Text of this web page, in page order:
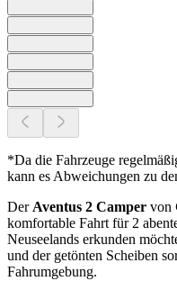
*Da die Fahrzeuge
kann es Abweichungen zu
Der Aventus 2 Camper von
komfortable Fahrt für 2
Neuseelands erkunden
und der getönten Scheiben
Fahrumgebung.